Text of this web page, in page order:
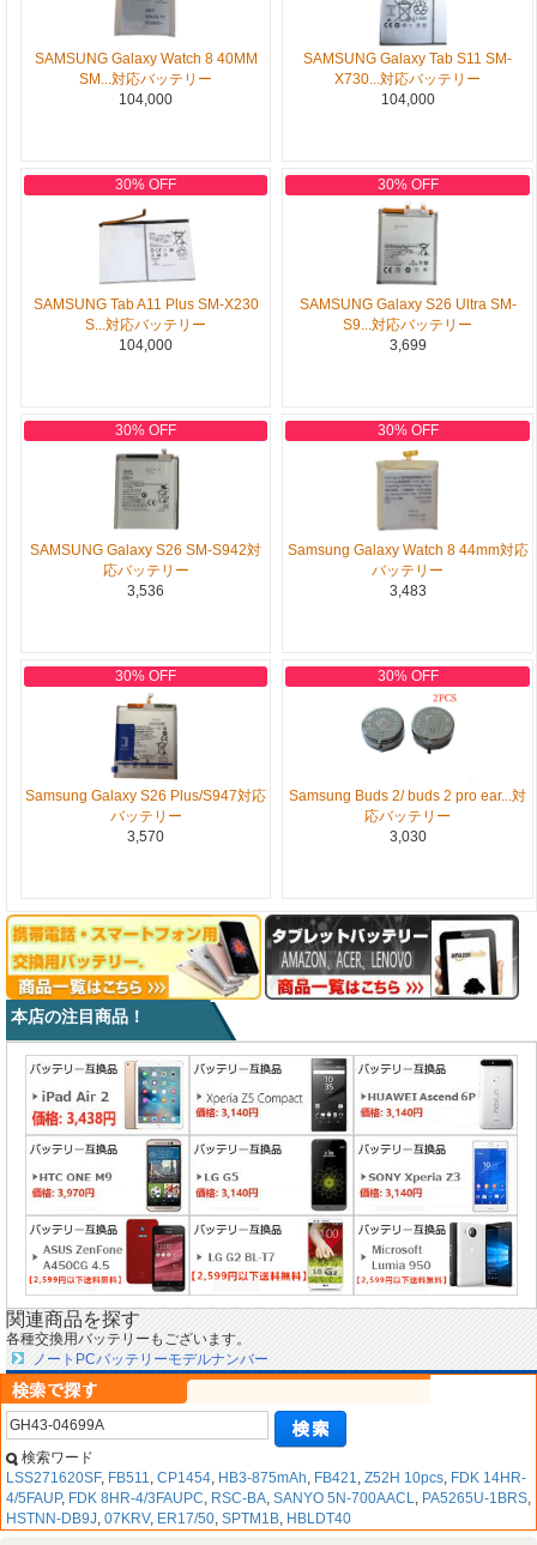
SAMSUNG Galaxy Watch 8 40MM
SM...対応バッテリー
104,000
SAMSUNG Galaxy Tab S11 SM-
X730...対応バッテリー
104,000
30% OFF
SAMSUNG Tab A11 Plus SM-X230
S...対応バッテリー
104,000
30% OFF
SAMSUNG Galaxy S26 Ultra SM-
S9...対応バッテリー
3,699
30% OFF
SAMSUNG Galaxy S26 SM-S942対
応バッテリー
3,536
30% OFF
Samsung Galaxy Watch 8 44mm対応
バッテリー
3,483
30% OFF
Samsung Galaxy S26 Plus/S947対応
バッテリー
3,570
30% OFF
Samsung Buds 2/ buds 2 pro ear...対
応バッテリー
3,030
本店の注目商品！
関連商品を探す
各種交換用バッテリーもございます。
ノートPCバッテリーモデルナンバー
検索ワード
LSS271620SF, FB511, CP1454, HB3-875mAh, FB421, Z52H 10pcs, FDK 14HR-
4/5FAUP, FDK 8HR-4/3FAUPC, RSC-BA, SANYO 5N-700AACL, PA5265U-1BRS,
HSTNN-DB9J, 07KRV, ER17/50, SPTM1B, HBLDT40